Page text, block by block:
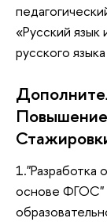
«Русский язык
русского
1."Разработка
основе ФГОС"